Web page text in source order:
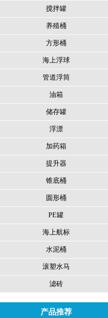
搅拌罐
养殖桶
方形桶
海上浮球
管道浮筒
油箱
储存罐
浮漂
加药箱
提升器
锥底桶
圆形桶
PE罐
海上航标
水泥桶
滚塑水马
滤砖
产品推荐